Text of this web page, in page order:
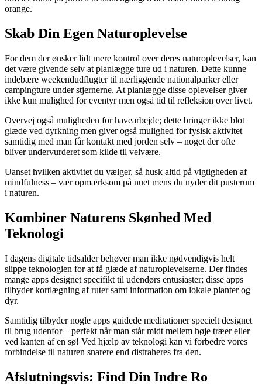
orange.
Skab Din Egen Naturoplevelse
For dem der ønsker lidt mere kontrol over deres naturoplevelser, kan
det være givende selv at planlægge ture ud i naturen. Dette kunne
indebære weekendudflugter til nærliggende nationalparker eller
campingture under stjernerne. At planlægge disse oplevelser giver
ikke kun mulighed for eventyr men også tid til refleksion over livet.
Overvej også muligheden for havearbejde; dette bringer ikke blot
glæde ved dyrkning men giver også mulighed for fysisk aktivitet
samtidig med man får kontakt med jorden selv – noget der ofte
bliver undervurderet som kilde til velvære.
Uanset hvilken aktivitet du vælger, så husk altid på vigtigheden af
mindfulness – vær opmærksom på nuet mens du nyder dit pusterum
i naturen.
Kombiner Naturens Skønhed Med
Teknologi
I dagens digitale tidsalder behøver man ikke nødvendigvis helt
slippe teknologien for at få glæde af naturoplevelserne. Der findes
mange apps designet specifikt til udendørs entusiaster; disse apps
tilbyder kortlægning af ruter samt information om lokale planter og
dyr.
Samtidig tilbyder nogle apps guidede meditationer specielt designet
til brug udenfor – perfekt når man står midt mellem høje træer eller
ved kanten af en sø! Ved hjælp av teknologi kan vi forbedre vores
forbindelse til naturen snarere end distraheres fra den.
Afslutningsvis: Find Din Indre Ro